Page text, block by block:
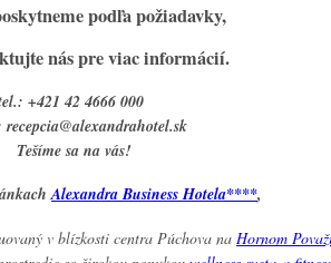
podľa požiadavky,
nás pre viac informácií.
+421 42 4666 000
Tešíme sa na vás!
Alexandra Business Hotela****,
v blízkosti centra Púchova na Hornom